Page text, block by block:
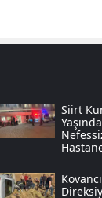
Siirt